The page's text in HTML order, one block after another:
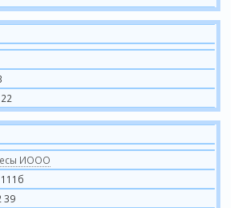
ИООО
39